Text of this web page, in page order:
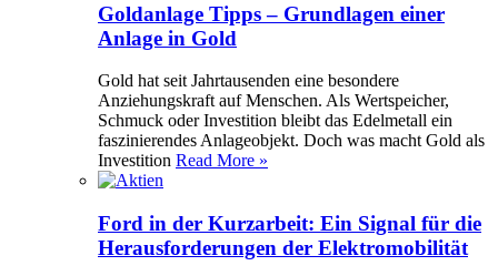
Goldanlage Tipps – Grundlagen einer
Anlage in Gold
Gold hat seit Jahrtausenden eine besondere
Anziehungskraft auf Menschen. Als Wertspeicher,
Schmuck oder Investition bleibt das Edelmetall ein
faszinierendes Anlageobjekt. Doch was macht Gold als
Investition Read More »
Ford in der Kurzarbeit: Ein Signal für die
Herausforderungen der Elektromobilität